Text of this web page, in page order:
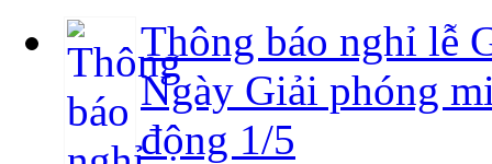
Thông báo nghỉ lễ
Ngày Giải phóng
động 1/5